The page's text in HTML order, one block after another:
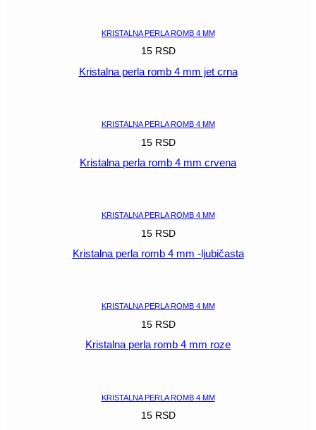
KRISTALNA PERLA ROMB 4 MM
15 RSD
Kristalna perla romb 4 mm jet crna
KRISTALNA PERLA ROMB 4 MM
15 RSD
Kristalna perla romb 4 mm crvena
KRISTALNA PERLA ROMB 4 MM
15 RSD
Kristalna perla romb 4 mm -ljubičasta
KRISTALNA PERLA ROMB 4 MM
15 RSD
Kristalna perla romb 4 mm roze
KRISTALNA PERLA ROMB 4 MM
15 RSD